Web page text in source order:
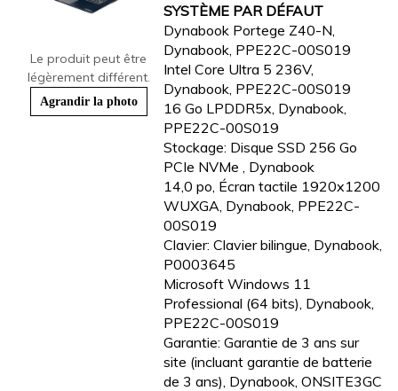
Le produit peut être
légèrement différent.
Agrandir la photo
SYSTÈME PAR DÉFAUT
Dynabook Portege Z40-N,
Dynabook, PPE22C-00S019
Intel Core Ultra 5 236V,
Dynabook, PPE22C-00S019
16 Go LPDDR5x, Dynabook,
PPE22C-00S019
Stockage: Disque SSD 256 Go
PCIe NVMe , Dynabook
14,0 po, Écran tactile 1920x1200
WUXGA, Dynabook, PPE22C-
00S019
Clavier: Clavier bilingue, Dynabook,
P0003645
Microsoft Windows 11
Professional (64 bits), Dynabook,
PPE22C-00S019
Garantie: Garantie de 3 ans sur
site (incluant garantie de batterie
de 3 ans), Dynabook, ONSITE3GC